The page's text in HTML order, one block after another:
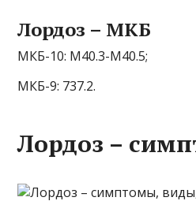
Лордоз – МКБ
МКБ-10: М40.3-М40.5;
МКБ-9: 737.2.
Лордоз –